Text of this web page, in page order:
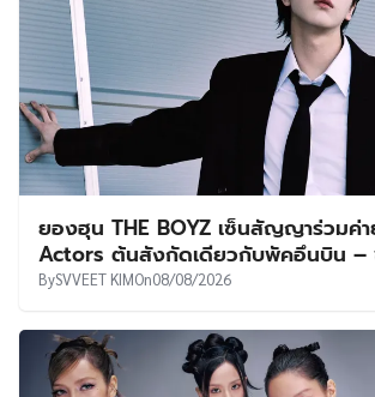
ยองฮุน THE BOYZ เซ็นสัญญาร่วมค่
Actors ต้นสังกัดเดียวกับพัคอึนบิน –
BySVVEET KIMOn08/08/2026